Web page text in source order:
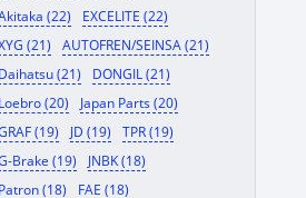
(22)
EXCELITE (22)
(21)
AUTOFREN/SEINSA (21)
Daihatsu (21)
DONGIL (21)
Loebro (20)
Japan Parts (20)
(19)
JD (19)
TPR (19)
Brake (19)
JNBK (18)
Patron (18)
FAE (18)